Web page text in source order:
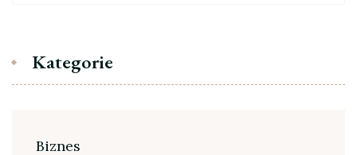
Kategorie
Biznes